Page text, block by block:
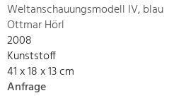
Weltanschauungsmodell IV, blau
Ottmar Hörl
2008
Kunststoff
41 x 18 x 13 cm
Anfrage